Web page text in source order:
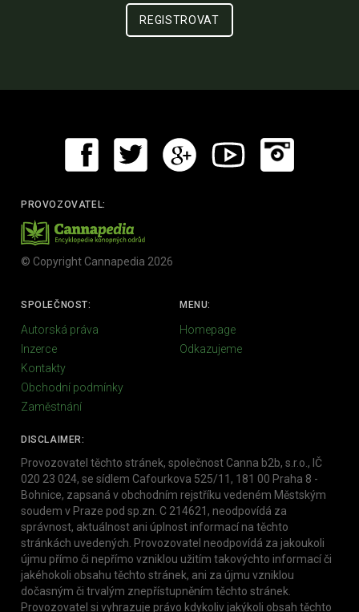
PROVOZOVATEL:
© Copyright Cannapedia 2026
SPOLEČNOST:
Autorská práva
Inzerce
Kontakty
Obchodní podmínky
Zaměstnání
MENU:
Homepage
Odkazujeme
DISCLAIMER:
Provozovatel těchto stránek, společnost Canna b2b, s.r.o., IČ
020 23 024, se sídlem Cafourkova 525/11, 181 00 Praha 8 -
Bohnice, zapsaná v obchodním rejstříku vedeném Městským
soudem v Praze pod sp.zn. C 214621, neodpovídá za
správnost, aktuálnost ani úplnost informací na těchto
stránkách uvedených. Provozovatel neodpovídá za jakoukoli
újmu přímo či nepřímo vzniklou užitím takovýchto informací či
jakéhokoli obsahu těchto stránek, ani za újmu vzniklou
dočasným či trvalým znepřístupněním těchto stránek.
Provozovatel si vyhrazuje právo kdykoliv jakýkoli obsah těchto